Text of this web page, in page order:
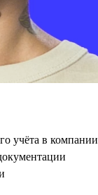
учёта в компании